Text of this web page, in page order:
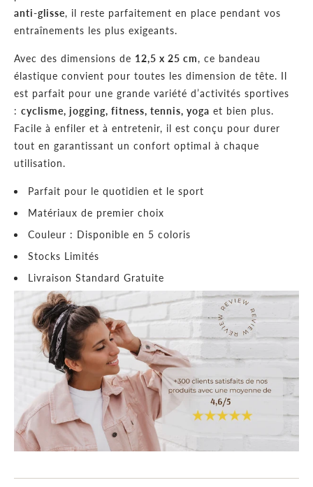
anti-glisse, il reste parfaitement en place pendant vos
entraînements les plus exigeants.
Avec des dimensions de 12,5 x 25 cm, ce bandeau
élastique convient pour toutes les dimension de tête. Il
est parfait pour une grande variété d’activités sportives
: cyclisme, jogging, fitness, tennis, yoga et bien plus.
Facile à enfiler et à entretenir, il est conçu pour durer
tout en garantissant un confort optimal à chaque
utilisation.
Parfait pour le quotidien et le sport
Matériaux de premier choix
Couleur : Disponible en 5 coloris
Stocks Limités
Livraison Standard Gratuite